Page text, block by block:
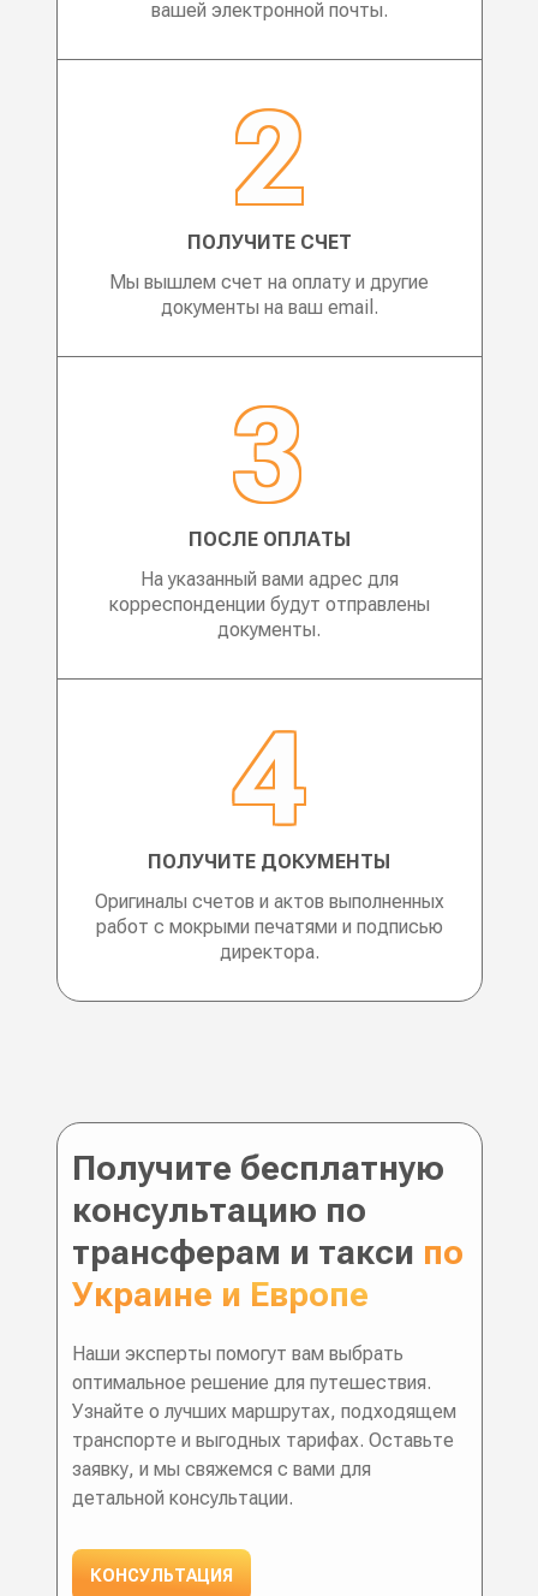
вашей электронной почты.
ПОЛУЧИТЕ СЧЕТ
Мы вышлем счет на оплату и другие
документы на ваш email.
ПОСЛЕ ОПЛАТЫ
На указанный вами адрес для
корреспонденции будут отправлены
документы.
ПОЛУЧИТЕ ДОКУМЕНТЫ
Оригиналы счетов и актов выполненных
работ с мокрыми печатями и подписью
директора.
Получите бесплатную
консультацию по
трансферам и такси по
Украине и Европе
Наши эксперты помогут вам выбрать
оптимальное решение для путешествия.
Узнайте о лучших маршрутах, подходящем
транспорте и выгодных тарифах. Оставьте
заявку, и мы свяжемся с вами для
детальной консультации.
КОНСУЛЬТАЦИЯ